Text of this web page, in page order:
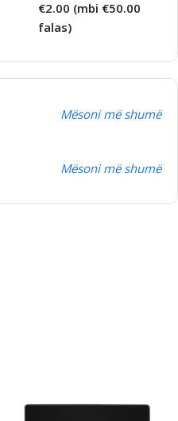
€2.00 (mbi €50.00
falas)
Mësoni më shumë
Mësoni më shumë